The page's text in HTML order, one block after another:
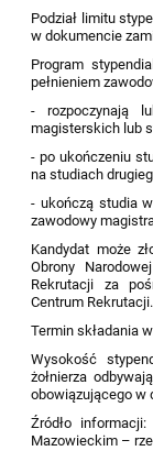
Podział limitu
w dokumencie
Program
pełnieniem
- rozpoczynają
magisterskich lub
- po ukończeniu
na studiach
- ukończą studia
zawodowy
Kandydat może
Obrony
Rekrutacji za
Centrum Rekrutacji.
Termin składania
Wysokość
żołnierza
obowiązującego w
Źródło
Mazowieckim –